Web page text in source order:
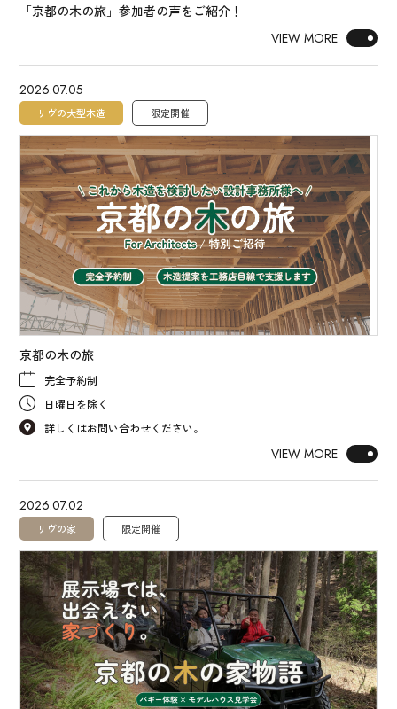
「京都の木の旅」参加者の声をご紹介！
VIEW MORE
2026.07.05
リヴの大型木造 限定開催
京都の木の旅
完全予約制
日曜日を除く
詳しくはお問い合わせください。
VIEW MORE
2026.07.02
リヴの家 限定開催